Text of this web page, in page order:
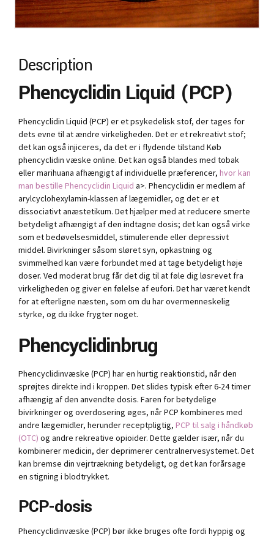
Description
Phencyclidin Liquid (PCP)
Phencyclidin Liquid (PCP) er et psykedelisk stof, der tages for
dets evne til at ændre virkeligheden. Det er et rekreativt stof;
det kan også injiceres, da det er i flydende tilstand Køb
phencyclidin væske online. Det kan også blandes med tobak
eller marihuana afhængigt af individuelle præferencer, hvor kan
man bestille Phencyclidin Liquid a>. Phencyclidin er medlem af
arylcyclohexylamin-klassen af ​​lægemidler, og det er et
dissociativt anæstetikum. Det hjælper med at reducere smerte
betydeligt afhængigt af den indtagne dosis; det kan også virke
som et bedøvelsesmiddel, stimulerende eller depressivt
middel. Bivirkninger såsom sløret syn, opkastning og
svimmelhed kan være forbundet med at tage betydeligt høje
doser. Ved moderat brug får det dig til at føle dig løsrevet fra
virkeligheden og giver en følelse af eufori. Det har været kendt
for at efterligne næsten, som om du har overmenneskelig
styrke, og du ikke frygter noget.
Phencyclidinbrug
Phencyclidinvæske (PCP) har en hurtig reaktionstid, når den
sprøjtes direkte ind i kroppen. Det slides typisk efter 6-24 timer
afhængig af den anvendte dosis. Faren for betydelige
bivirkninger og overdosering øges, når PCP kombineres med
andre lægemidler, herunder receptpligtig, PCP til salg i håndkøb
(OTC) og andre rekreative opioider. Dette gælder især, når du
kombinerer medicin, der deprimerer centralnervesystemet. Det
kan bremse din vejrtrækning betydeligt, og det kan forårsage
en stigning i blodtrykket.
PCP-dosis
Phencyclidinvæske (PCP) bør ikke bruges ofte fordi hyppig og